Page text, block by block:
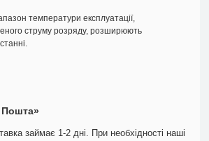
температури експлуатації,
струму розряду, розширюють
Пошта»
займає 1-2 дні. При необхідності наші